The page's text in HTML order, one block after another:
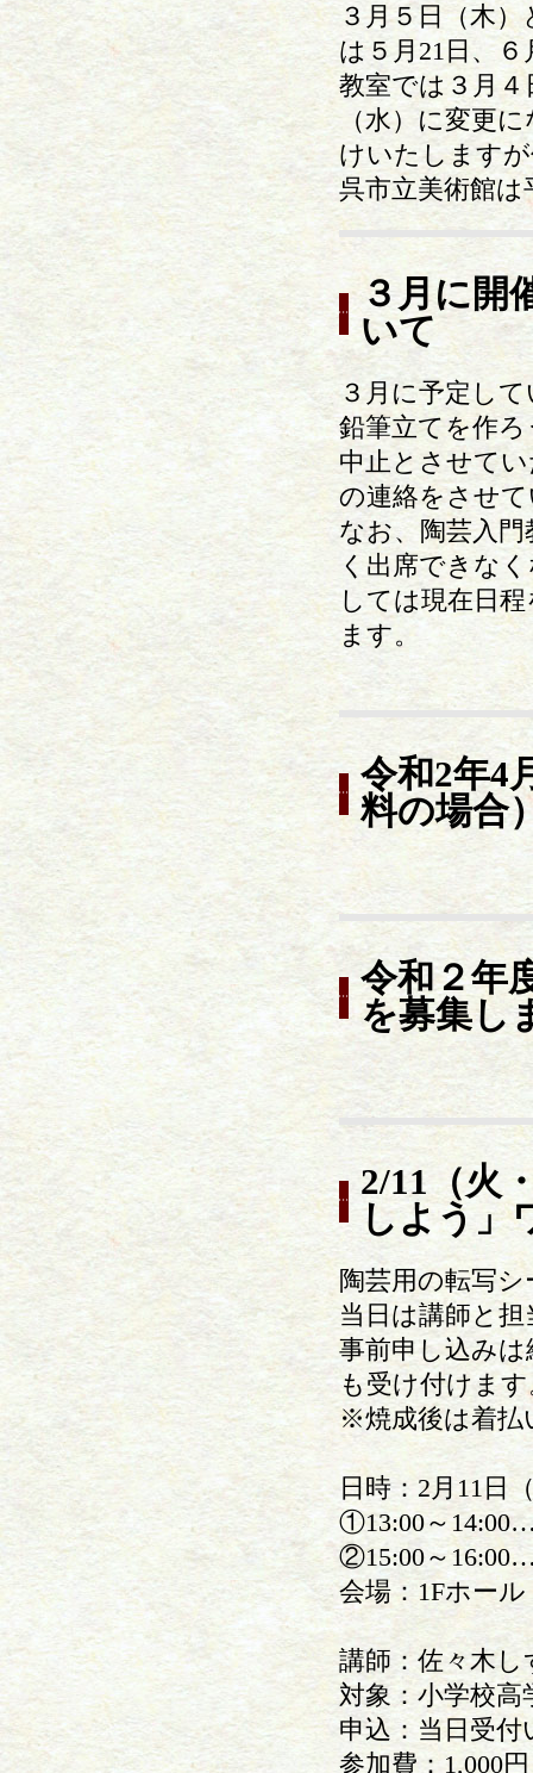
３月５日（木
は５月21日、
教室では３月４
（水）に変更
けいたします
呉市立美術館
３月に開
いて
３月に予定し
鉛筆立てを作
中止とさせて
の連絡をさせ
なお、陶芸入
く出席できな
しては現在日
ます。
令和2年4
料の場合
令和２年
を募集し
2/11（火
しよう」
陶芸用の転写
当日は講師と
事前申し込み
も受け付けます
※焼成後は着払
日時：2月11日
①13:00～
②15:00～
会場：1Fホール
講師：佐々木し
対象：小学校高
申込：当日受
参加費：1,000